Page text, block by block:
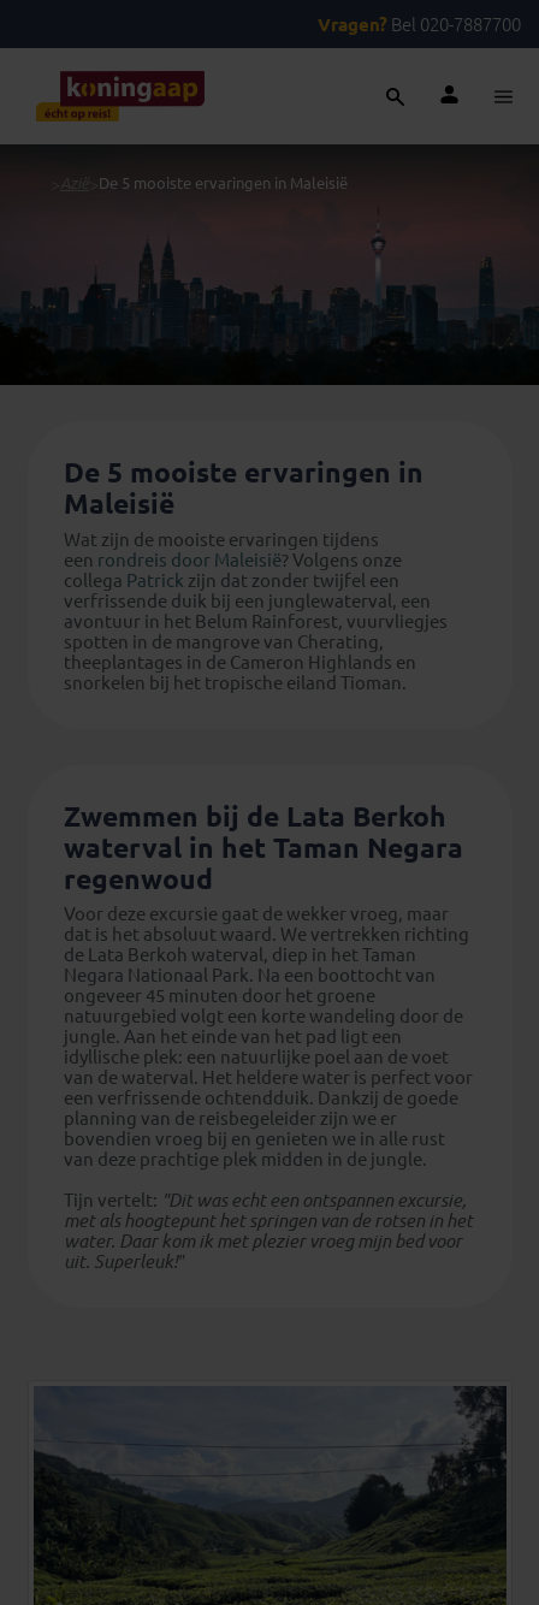
Vragen? Bel 020-7887700
De 5 mooiste ervaringen in Maleisië
De 5 mooiste ervaringen in
Maleisië
Wat zijn de mooiste ervaringen tijdens
een rondreis door Maleisië?Volgens onze
collega Patrick zijn dat zonder twijfel een
verfrissende duik bij een junglewaterval, een
avontuur in het Belum Rainforest, vuurvliegjes
spotten in de mangrove van Cherating,
theeplantages in de Cameron Highlands en
snorkelen bij het tropische eiland Tioman.
Zwemmen bij de Lata Berkoh
waterval in het Taman Negara
regenwoud
Voor deze excursie gaat de wekker vroeg, maar
dat is het absoluut waard. We vertrekken richting
de Lata Berkoh waterval, diep in het Taman
Negara Nationaal Park. Na een boottocht van
ongeveer 45 minuten door het groene
natuurgebied volgt een korte wandeling door de
jungle. Aan het einde van het pad ligt een
idyllische plek: een natuurlijke poel aan de voet
van de waterval. Het heldere water is perfect voor
een verfrissende ochtendduik. Dankzij de goede
planning van de reisbegeleider zijn we er
bovendien vroeg bij en genieten we in alle rust
van deze prachtige plek midden in de jungle.
Tijn vertelt: "Dit was echt een ontspannen excursie,
met als hoogtepunt het springen van de rotsen in het
water. Daar kom ik met plezier vroeg mijn bed voor
uit. Superleuk!”